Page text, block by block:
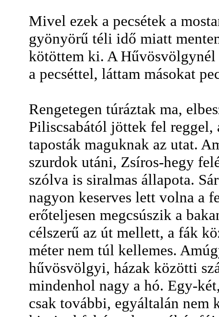
Mivel ezek a pecsétek a
gyönyörű téli idő miatt
kötöttem ki. A Hűvösvölgynél
a pecséttel, láttam másokat
Rengetegen túráztak ma,
Piliscsabától jöttek fel reggel,
taposták maguknak az utat.
szurdok utáni, Zsíros-hegy
szólva is siralmas állapota.
nagyon keserves lett volna a
erőteljesen megcsúszik a
célszerű az út mellett, a fák
méter nem túl kellemes.
hűvösvölgyi, házak közötti
mindenhol nagy a hó. Egy-
csak további, egyáltalán nem